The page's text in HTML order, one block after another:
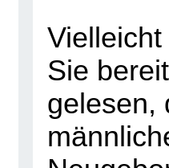
Sie
gelesen,